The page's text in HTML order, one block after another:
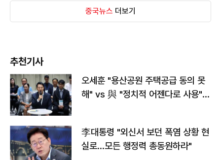
중국뉴스 더보기
추천기사
오세훈 "용산공원 주택공급 동의 못
해" vs 與 "정치적 어젠다로 사용"
李대통령 "외신서 보던 폭염 상황 현
실로…모든 행정력 총동원하라"